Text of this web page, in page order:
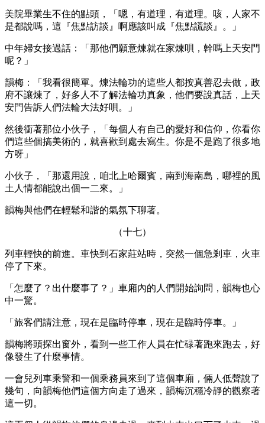
美院畢業生不住的點頭，「嗯，有道理，有道理。咳，人家不
是都說嗎，這『焦點訪談』啊應該叫成『焦點謊談』。」
中年婦女接過話：「那他們願意煉就在家煉唄，幹嗎上天安門
呢？」
韻梅：「我看很簡單。煉法輪功的這些人都按真善忍去做，政
府不讓煉了，好多人不了解法輪功真象，他們要說真話，上天
安門告訴人們法輪大法好唄。」
然後衝著那位小伙子，「每個人有自己的愛好和信仰，你看你
們這些個搞美術的，就喜歡到處去寫生。你是不是跑了很多地
方呀」
小伙子，「那還用說，咱北上哈爾賓，南到海南島，哪裡的風
土人情都能說出個一二來。」
韻梅與他們在輕鬆和諧的氣氛下聊著。
（十七）
列車輕快的前進。車快到石家莊站時，突然一個急剎車，火車
停了下來。
「怎麼了？出什麼事了？」車廂內的人們開始詢問，韻梅也心
中一驚。
「旅客們請注意，現在是臨時停車，現在是臨時停車。」
韻梅將頭探出窗外，看到一些工作人員在忙碌著跑來跑去，好
像發生了什麼事情。
一會兒列車乘警和一個乘務員來到了這個車廂，倆人低聲說了
幾句，向韻梅他們這個方向走了過來，韻梅沉穩冷靜的觀察著
這一切。